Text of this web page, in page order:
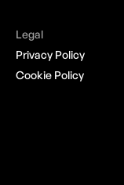
Legal
Privacy Policy
Cookie Policy